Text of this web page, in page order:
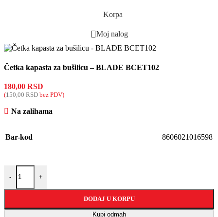
Korpa
Moj nalog
Četka kapasta za bušilicu – BLADE BCET102
180,00 RSD
(150,00 RSD bez PDV)
Na zalihama
Bar-kod 8606021016598
- +
DODAJ U KORPU
Kupi odmah